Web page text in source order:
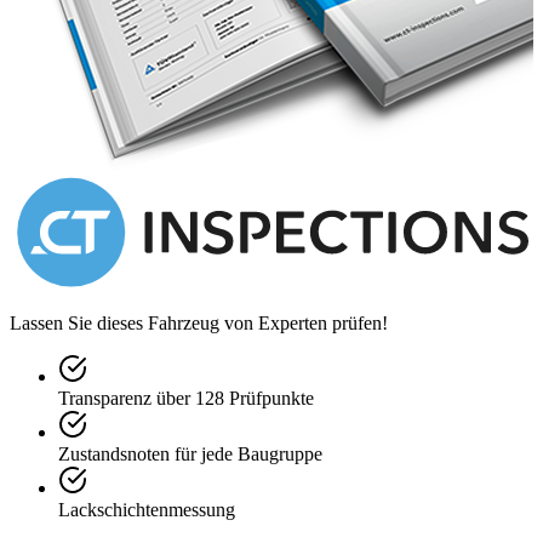
Standard.
Ein Topmodel braucht natürlich auch einen speziellen Motor, in
diesem Fall einen 6.0 Liter V12-Motor mit einem 5-Gang Tiptronic
ZF Automatikgetriebe. Das Auto sieht nicht nur schön aus, es ist
auch ein wahres Erlebnis mit dem Auto zu fahren. Die
Beschleunigung von 0 auf 100 nimmt nur 4.9 Sekunden und die
Topgeschwindigkeit liegt bei 300 km/h, das Auto war damals den
schnellsten Roadster der Welt. Das Fahrzeug befindet sich in einem
Topzustand, die wunderschöne und glatte Karosserie hat korrekte
Passungen. Das Auto hat die Farbe Nero Daytona vom
Konkurrenten Ferrari, der Lack befindet sich in einem
wunderschönen Zustand und verschafft dem Fahrzeug eine
wunderschöne Ausstrahlung. Die 19 Zoll 5-Speichen Felgen mit
korrekten Reifen befinden sich in einem sehr schönen und guten
Zustand.
Das Interieur ist genauso schön. Sie werden keinen Rücksitzbank
finden, es ist ein echter Zweisitzer. Dafür haben Sie bei dem
Roadster extra Stauraum. Die Instrumente, das Leder, die
Bedienelemente befinden sich alle in einem sehr gepflegten Zustand,
einfach wunderschön. Man sieht, dass das Auto gehegt und gepflegt
worden ist.
Lassen Sie dieses Fahrzeug von Experten prüfen!
Transparenz über 128 Prüfpunkte
Zustandsnoten für jede Baugruppe
Lackschichtenmessung